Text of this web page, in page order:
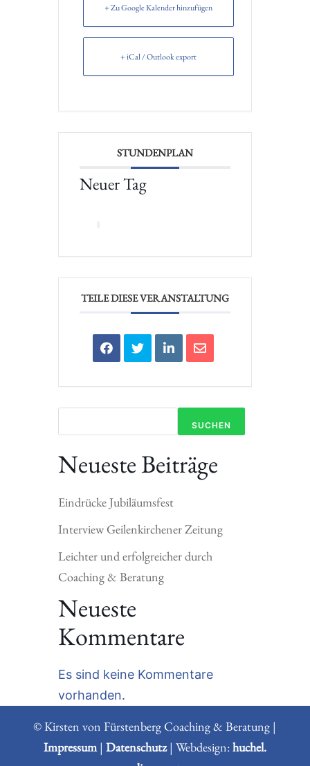
+ Zu Google Kalender hinzufügen
+ iCal / Outlook export
STUNDENPLAN
Neuer Tag
TEILE DIESE VERANSTALTUNG
SUCHEN
Neueste Beiträge
Eindrücke Jubiläumsfest
Interview Geilenkirchener Zeitung
Leichter und erfolgreicher durch
Coaching & Beratung
Neueste
Kommentare
Es sind keine Kommentare
vorhanden.
© Kirsten von Fürstenberg Coaching & Beratung |
Impressum| Datenschutz| Webdesign:huchel.